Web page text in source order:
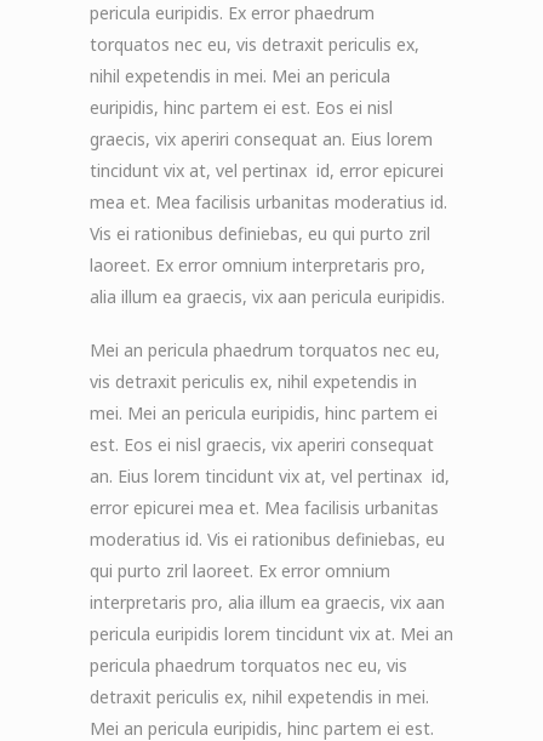
pericula euripidis. Ex error phaedrum
torquatos nec eu, vis detraxit periculis ex,
nihil expetendis in mei. Mei an pericula
euripidis, hinc partem ei est. Eos ei nisl
graecis, vix aperiri consequat an. Eius lorem
tincidunt vix at, vel pertinax id, error epicurei
mea et. Mea facilisis urbanitas moderatius id.
Vis ei rationibus definiebas, eu qui purto zril
laoreet. Ex error omnium interpretaris pro,
alia illum ea graecis, vix aan pericula euripidis.
Mei an pericula phaedrum torquatos nec eu,
vis detraxit periculis ex, nihil expetendis in
mei. Mei an pericula euripidis, hinc partem ei
est. Eos ei nisl graecis, vix aperiri consequat
an. Eius lorem tincidunt vix at, vel pertinax id,
error epicurei mea et. Mea facilisis urbanitas
moderatius id. Vis ei rationibus definiebas, eu
qui purto zril laoreet. Ex error omnium
interpretaris pro, alia illum ea graecis, vix aan
pericula euripidis lorem tincidunt vix at. Mei an
pericula phaedrum torquatos nec eu, vis
detraxit periculis ex, nihil expetendis in mei.
Mei an pericula euripidis, hinc partem ei est.